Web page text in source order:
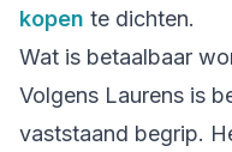
kopen te dichten.
Wat is betaalbaar
Volgens Laurens is
vaststaand begrip.